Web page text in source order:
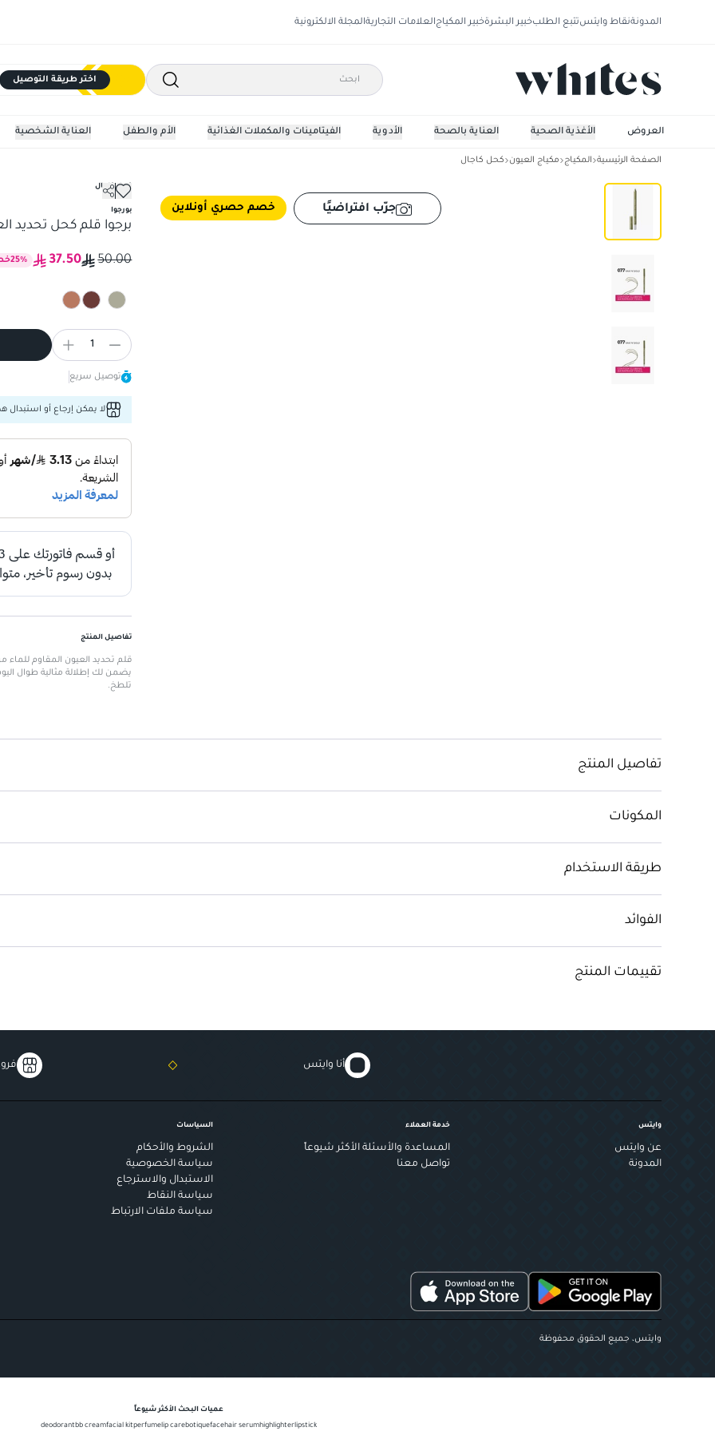
المدونةنقاط وايتستتبع الطلبخبير البشرةخبير المكياجالعلامات التجاريةالمجلة الالكترونية
اختر طريقة التوصيل
العناية الشخصية الأم والطفل الفيتامينات والمكملات الغذائية الأدوية العناية بالصحة الأغذية الصحية العروض
الصفحة الرئيسية المكياج مكياج العيون كحل كاجال
خصم حصري أونلاين
برجوا قلم كحل تحديد العين كونتوردائم مقاوم للماء برجوا قلم كحل تحديد
جرّب افتراضيًا
كحل كاجال
بورجوا
برجوا قلم كحل تحديد
50.00
37.50
25%
1
توصيل سريع
لا يمكن إرجاع أو استبدال
تفاصيل المنتج
يضمن لك إطلالة مثالية طوال
تلطخ.
تطبيق ناعم: يسهل وضعه دون
تفاصيل المنتج
المكونات
طريقة الاستخدام
الفوائد
تقييمات المنتج
أنا وايتس
وايتس
عن وايتس
المدونة
خدمة العملاء
المساعدة والأسئلة الأكثر شيوعاً
تواصل معنا
السياسات
الشروط والأحكام
سياسة الخصوصية
الاستبدال والاسترجاع
سياسة النقاط
سياسة ملفات الارتباط
وايتس، جميع الحقوق محفوظة
عميات البحث الأكثر شيوعاً
lipstick
highlighter
hair serum
face
botique
lip care
perfume
facial kit
bb cream
deodorant